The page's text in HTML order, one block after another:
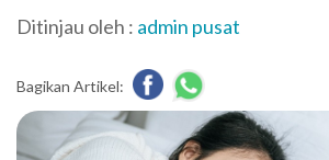
Ditinjau oleh : admin pusat
Bagikan Artikel: